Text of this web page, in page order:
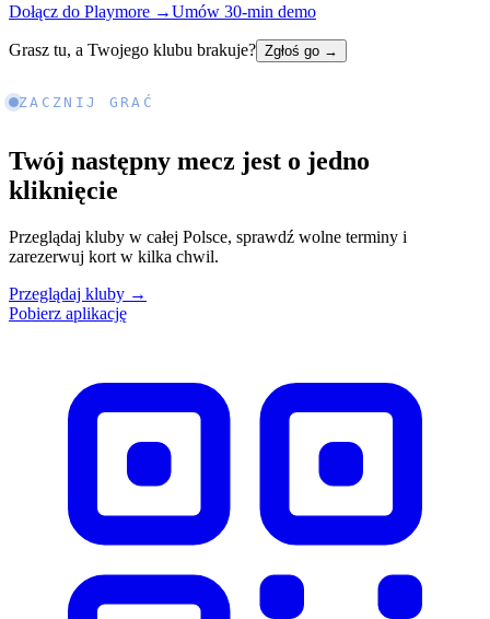
Dołącz do Playmore →Umów 30-min demo
Grasz tu, a Twojego klubu brakuje? Zgłoś go →
ZACZNIJ GRAĆ
Twój następny mecz jest o jedno
kliknięcie
Przeglądaj kluby w całej Polsce, sprawdź wolne terminy i
zarezerwuj kort w kilka chwil.
Przeglądaj kluby →
Pobierz aplikację